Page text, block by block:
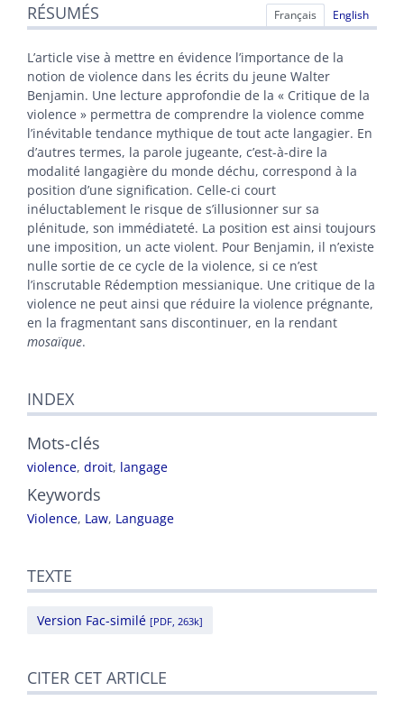
Index
Texte
Citer cet article
Auteur
RÉSUMÉS Français English
L’article vise à mettre en évidence l’importance de la
notion de violence dans les écrits du jeune Walter
Benjamin. Une lecture approfondie de la « Critique de la
violence » permettra de comprendre la violence comme
l’inévitable tendance mythique de tout acte langagier. En
d’autres termes, la parole jugeante, c’est-à-dire la
modalité langagière du monde déchu, correspond à la
position d’une signification. Celle-ci court
inéluctablement le risque de s’illusionner sur sa
plénitude, son immédiateté. La position est ainsi toujours
une imposition, un acte violent. Pour Benjamin, il n’existe
nulle sortie de ce cycle de la violence, si ce n’est
l’inscrutable Rédemption messianique. Une critique de la
violence ne peut ainsi que réduire la violence prégnante,
en la fragmentant sans discontinuer, en la rendant
mosaïque.
INDEX
Mots-clés
violence, droit, langage
Keywords
Violence, Law, Language
TEXTE
Version Fac-similé [PDF, 263k]
CITER CET ARTICLE